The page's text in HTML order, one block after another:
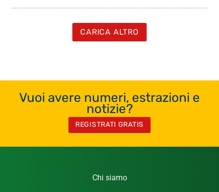
CARICA ALTRO
Vuoi avere numeri, estrazioni e
notizie?
REGISTRATI GRATIS
Chi siamo